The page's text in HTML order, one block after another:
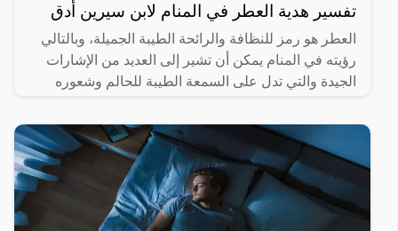
تفسير هدية العطر في المنام لابن سيرين أدق
العطر هو رمز للنظافة والرائحة الطيبة الجميلة، وبالتالي
رؤيته في المنام يمكن أن تشير إلى العديد من الإشارات
الجيدة والتي تدل على السمعة الطيبة للحالم وشعوره